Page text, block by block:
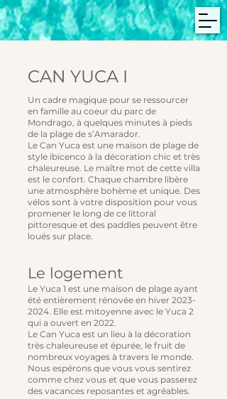
CAN YUCA I
Un cadre magique pour se ressourcer
en famille au coeur du parc de
Mondrago, à quelques minutes à pieds
de la plage de s’Amarador.
Le Can Yuca est une maison de plage de
style ibicenco à la décoration chic et très
chaleureuse. Le maître mot de cette villa
est le confort. Chaque chambre libère
une atmosphère bohème et unique. Des
vélos sont à votre disposition pour vous
promener le long de ce littoral
pittoresque et des paddles peuvent être
loués sur place.
Le logement
Le Yuca 1 est une maison de plage ayant
été entièrement rénovée en hiver 2023-
2024. Elle est mitoyenne avec le Yuca 2
qui a ouvert en 2022.
Le Can Yuca est un lieu à la décoration
très chaleureuse et épurée, le fruit de
nombreux voyages à travers le monde.
Nous espérons que vous vous sentirez
comme chez vous et que vous passerez
des vacances reposantes et agréables.